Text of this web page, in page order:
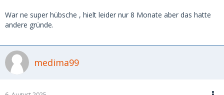
War ne super hübsche , hielt leider nur 8 Monate aber das hatte
andere gründe.
medima99